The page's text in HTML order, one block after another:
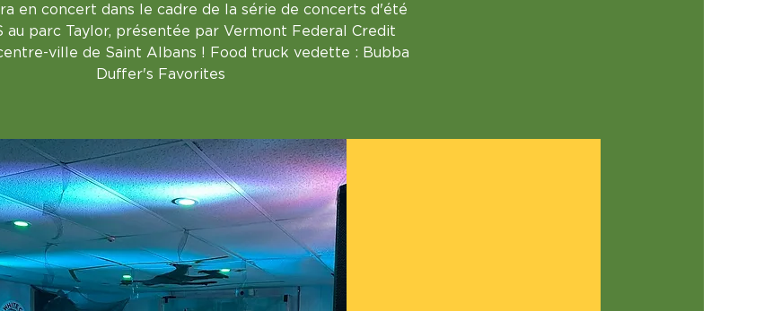
en concert dans le cadre de la série de concerts d'été
au parc Taylor, présentée par Vermont Federal Credit
ville de Saint Albans ! Food truck vedette : Bubba
Duffer's Favorites